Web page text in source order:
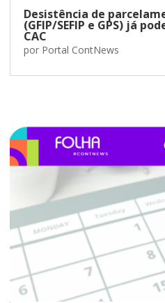
Desistência de
(GFIP/SEFIP e GPS) já
CAC
por Portal ContNews